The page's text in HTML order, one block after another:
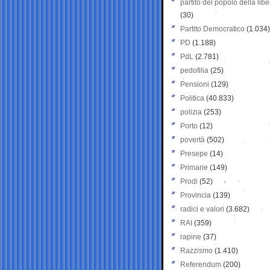
partito del popolo della
(30)
Partito Democratico (1.034)
PD (1.188)
PdL (2.781)
pedofilia (25)
Pensioni (129)
Politica (40.833)
polizia (253)
Porto (12)
povertà (502)
Presepe (14)
Primarie (149)
Prodi (52)
Provincia (139)
radici e valori (3.682)
RAI (359)
rapine (37)
Razzismo (1.410)
Referendum (200)